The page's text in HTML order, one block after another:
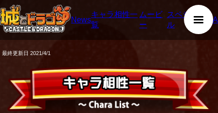
News
キャラ相性一
覧
ムービ
ー
スペシャ
ル
Q&A
最終更新日 2021/4/1